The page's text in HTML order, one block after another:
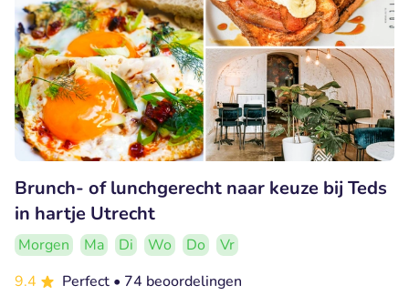
Brunch- of lunchgerecht naar keuze bij Teds
in hartje Utrecht
Morgen Ma Di Wo Do
Vr
9.4
Perfect • 74 beoordelingen